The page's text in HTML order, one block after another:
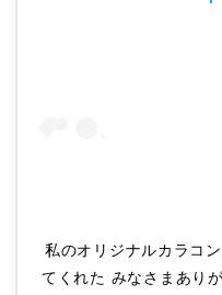
私のオリジナルカラコ
てくれた みなさまあり